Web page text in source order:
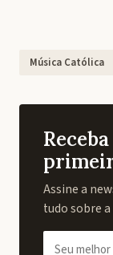
Música Católica
Assine a
tudo sobre a